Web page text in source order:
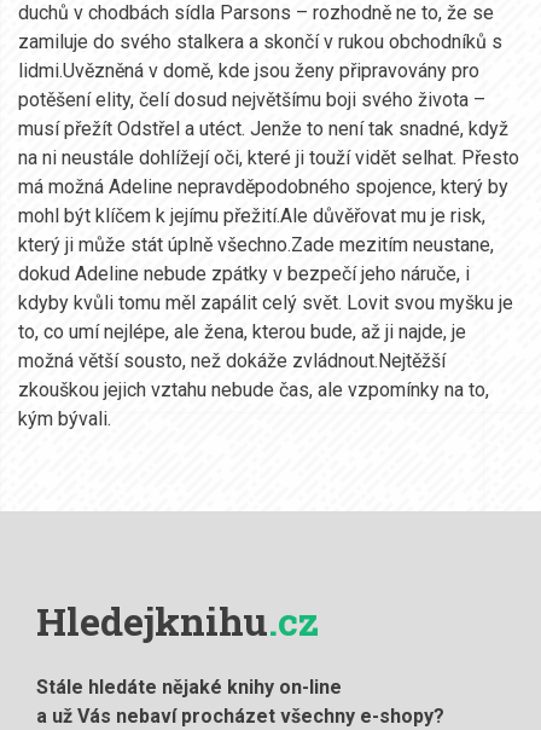
duchů v chodbách sídla Parsons – rozhodně ne to, že se
zamiluje do svého stalkera a skončí v rukou obchodníků s
lidmi.Uvězněná v domě, kde jsou ženy připravovány pro
potěšení elity, čelí dosud největšímu boji svého života –
musí přežít Odstřel a utéct. Jenže to není tak snadné, když
na ni neustále dohlížejí oči, které ji touží vidět selhat. Přesto
má možná Adeline nepravděpodobného spojence, který by
mohl být klíčem k jejímu přežití.Ale důvěřovat mu je risk,
který ji může stát úplně všechno.Zade mezitím neustane,
dokud Adeline nebude zpátky v bezpečí jeho náruče, i
kdyby kvůli tomu měl zapálit celý svět. Lovit svou myšku je
to, co umí nejlépe, ale žena, kterou bude, až ji najde, je
možná větší sousto, než dokáže zvládnout.Nejtěžší
zkouškou jejich vztahu nebude čas, ale vzpomínky na to,
kým bývali.
Hledejknihu.cz
Stále hledáte nějaké knihy on-line
a už Vás nebaví procházet všechny e-shopy?